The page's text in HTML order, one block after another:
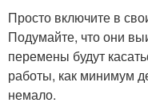
Просто включите в
Подумайте, что они
перемены будут
работы, как минимум
немало.